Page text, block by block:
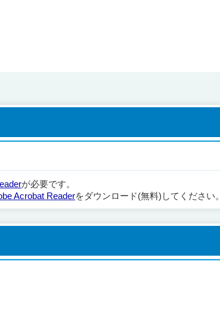
が必要です。
Acrobat Readerをダウンロード(無料)してください。